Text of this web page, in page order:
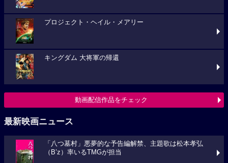
プロジェクト・ヘイル・メアリー
キングダム 大将軍の帰還
動画配信作品をチェック
最新映画ニュース
「八つ墓村」悪夢的な予告編解禁、主題歌は松本孝弘
（B’z）率いるTMGが担当